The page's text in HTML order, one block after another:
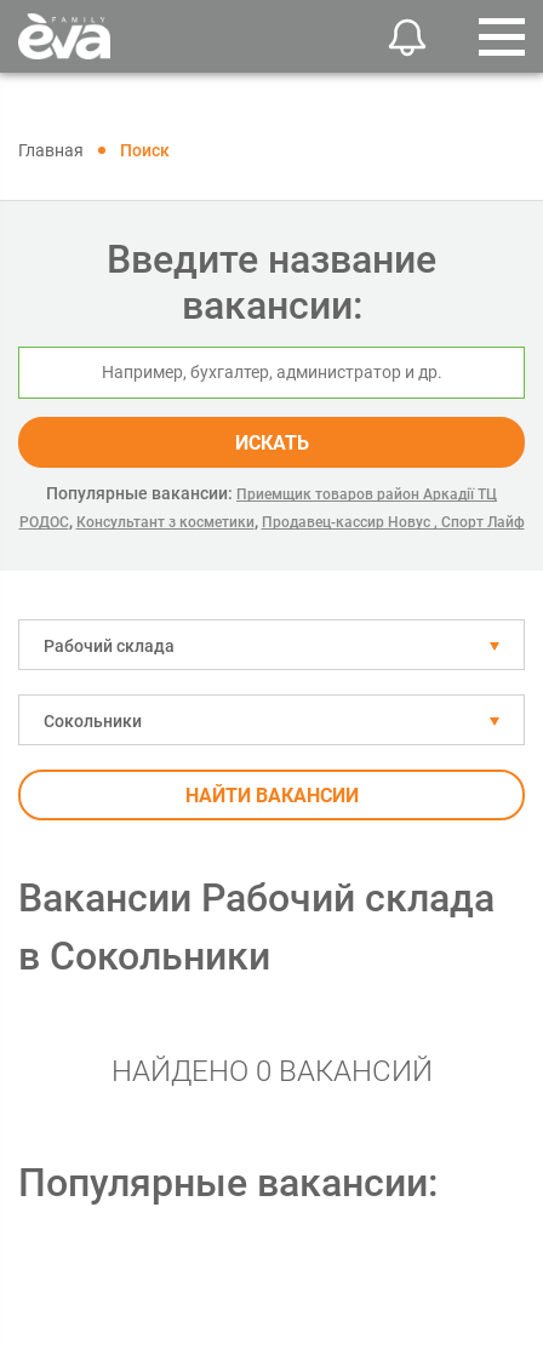
Главная Поиск
Введите название
вакансии:
ИСКАТЬ
Популярные вакансии: Приемщик товаров район Аркадії ТЦ
РОДОС, Консультант з косметики, Продавец-кассир Новус , Спорт Лайф
Рабочий склада
Сокольники
НАЙТИ ВАКАНСИИ
Вакансии Рабочий склада
в Сокольники
НАЙДЕНО 0 ВАКАНСИЙ
Популярные вакансии: